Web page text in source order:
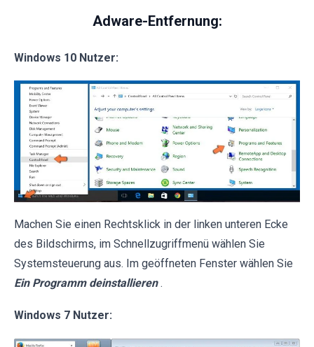
Adware-Entfernung:
Windows 10 Nutzer:
Machen Sie einen Rechtsklick in der linken unteren Ecke
des Bildschirms, im Schnellzugriffmenü wählen Sie
Systemsteuerung aus. Im geöffneten Fenster wählen Sie
Ein Programm deinstallieren .
Windows 7 Nutzer: